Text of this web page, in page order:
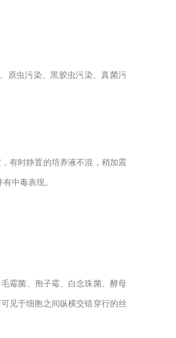
原虫污染、黑胶虫污染、真菌污
有时静置的培养液不混，稍加震
中毒表现。
霉菌、孢子霉、白念珠菌、酵母
见于细胞之间纵横交错穿行的丝